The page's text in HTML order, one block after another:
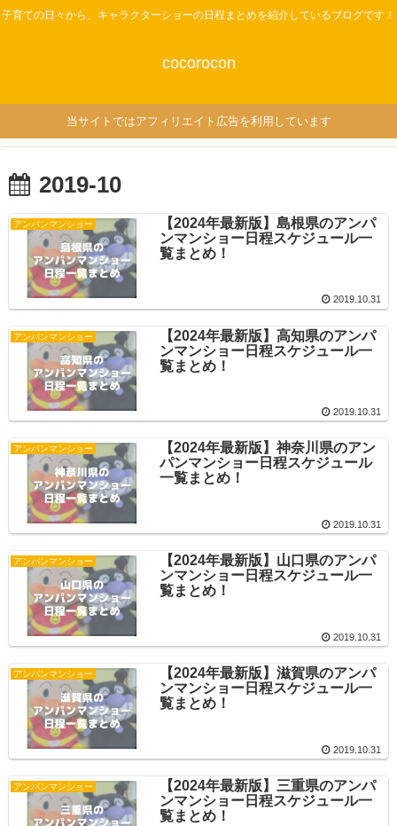
子育ての日々から、キャラクターショーの日程まとめを紹介しているブログです！
cocorocon
当サイトではアフィリエイト広告を利用しています
2019-10
アンパンマンショー
【2024年最新版】島根県のアンパ
ンマンショー日程スケジュール一
覧まとめ！
2019.10.31
アンパンマンショー
【2024年最新版】高知県のアンパ
ンマンショー日程スケジュール一
覧まとめ！
2019.10.31
アンパンマンショー
【2024年最新版】神奈川県のアン
パンマンショー日程スケジュール
一覧まとめ！
2019.10.31
アンパンマンショー
【2024年最新版】山口県のアンパ
ンマンショー日程スケジュール一
覧まとめ！
2019.10.31
アンパンマンショー
【2024年最新版】滋賀県のアンパ
ンマンショー日程スケジュール一
覧まとめ！
2019.10.31
アンパンマンショー
【2024年最新版】三重県のアンパ
ンマンショー日程スケジュール一
覧まとめ！